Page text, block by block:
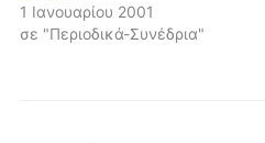
1 Ιανουαρίου 2001
σε "Περιοδικά-Συνέδρια"